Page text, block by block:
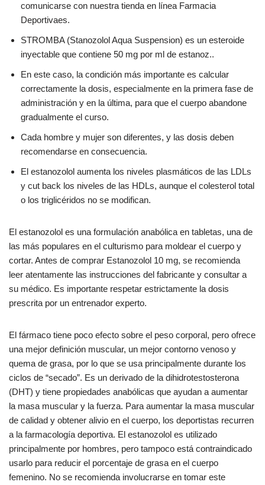
comunicarse con nuestra tienda en línea Farmacia
Deportivaes.
STROMBA (Stanozolol Aqua Suspension) es un esteroide
inyectable que contiene 50 mg por ml de estanoz..
En este caso, la condición más importante es calcular
correctamente la dosis, especialmente en la primera fase de
administración y en la última, para que el cuerpo abandone
gradualmente el curso.
Cada hombre y mujer son diferentes, y las dosis deben
recomendarse en consecuencia.
El estanozolol aumenta los niveles plasmáticos de las LDLs
y cut back los niveles de las HDLs, aunque el colesterol total
o los triglicéridos no se modifican.
El estanozolol es una formulación anabólica en tabletas, una de
las más populares en el culturismo para moldear el cuerpo y
cortar. Antes de comprar Estanozolol 10 mg, se recomienda
leer atentamente las instrucciones del fabricante y consultar a
su médico. Es importante respetar estrictamente la dosis
prescrita por un entrenador experto.
El fármaco tiene poco efecto sobre el peso corporal, pero ofrece
una mejor definición muscular, un mejor contorno venoso y
quema de grasa, por lo que se usa principalmente durante los
ciclos de “secado”. Es un derivado de la dihidrotestosterona
(DHT) y tiene propiedades anabólicas que ayudan a aumentar
la masa muscular y la fuerza. Para aumentar la masa muscular
de calidad y obtener alivio en el cuerpo, los deportistas recurren
a la farmacología deportiva. El estanozolol es utilizado
principalmente por hombres, pero tampoco está contraindicado
usarlo para reducir el porcentaje de grasa en el cuerpo
femenino. No se recomienda involucrarse en tomar este